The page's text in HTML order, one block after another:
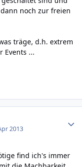
noch zur freien
träge, d.h. extrem
Events ...
2013
find ich's immer